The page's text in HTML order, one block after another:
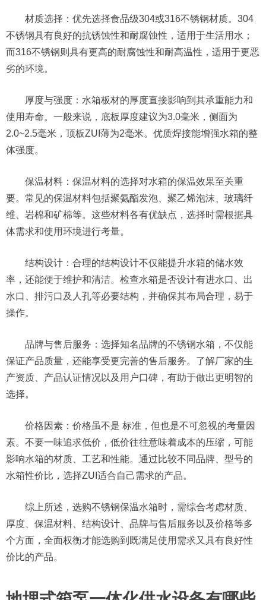
‌材质选择‌：优先选择食品级304或316不锈钢材质。304
不锈钢具有良好的抗锈蚀性和耐腐蚀性，适用于生活用水；
而316不锈钢则具有更高的耐腐蚀性和耐高温性，适用于更恶
劣的环境‌。
‌厚度与强度‌：水箱板材的厚度直接影响到其承重能力和
使用寿命。一般来说，底板厚度建议为3.0毫米，侧面为
2.0~2.5毫米，顶板ZUI薄为2毫米‌。优质焊接能增强水箱的整
体强度‌。
‌保温材料‌：保温材料的选择对水箱的保温效果至关重
要。常见的保温材料包括聚氨酯发泡、聚乙烯泡沫、玻璃纤
维、岩棉和矿棉等。这些材料各有优缺点，选择时需根据具
体需求和使用环境进行考量‌。
‌结构设计‌：合理的结构设计不仅能提升水箱的储水效
率，还能便于维护和清洁。检查水箱是否设计有进水口、出
水口、排污口及人孔等必要结构，并确保其布局合理，易于
操作‌。
‌品牌与售后服务‌：选择知名品牌的不锈钢水箱，不仅能
保证产品质量，还能享受更完善的售后服务。了解厂家的生
产资质、产品认证情况以及用户口碑，有助于做出更明智的
选择‌。
‌价格因素‌：价格虽不是 标准，但也是不可忽视的考量因
素。不要一味追求低价，低价往往意味着成本的压缩，可能
影响水箱的材质、工艺和性能。通过比较不同品牌、型号的
水箱性价比，选择ZUI适合自己需求的产品‌。
综上所述，选购不锈钢保温水箱时，需综合考虑材质、
厚度、保温材料、结构设计、品牌与售后服务以及价格等多
个方面，全面权衡才能选购到既满足使用需求又具有良好性
价比的产品。